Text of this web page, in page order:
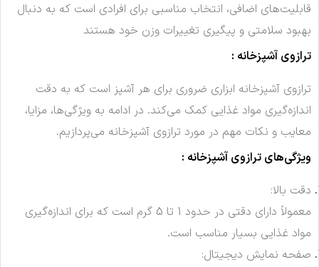
قابلیت‌های اضافی، انتخاب مناسبی برای افرادی است که به دنبال
بهبود سلامتی و پیگیری تغییرات وزن خود هستند
ترازوی آشپزخانه :
ترازوی آشپزخانه ابزاری ضروری برای هر آشپز است که به دقت
اندازه‌گیری مواد غذایی کمک می‌کند. در ادامه به ویژگی‌ها، مزایا،
معایب و نکات مهم در مورد ترازوی آشپزخانه می‌پردازیم.
ویژگی‌های ترازوی آشپزخانه :
دقت بالا:
معمولاً دارای دقتی در حدود 1 تا 5 گرم است که برای اندازه‌گیری
مواد غذایی بسیار مناسب است.
صفحه نمایش دیجیتال: